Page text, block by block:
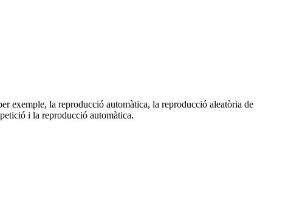
exemple, la reproducció automàtica, la reproducció aleatòria de
i la reproducció automàtica.